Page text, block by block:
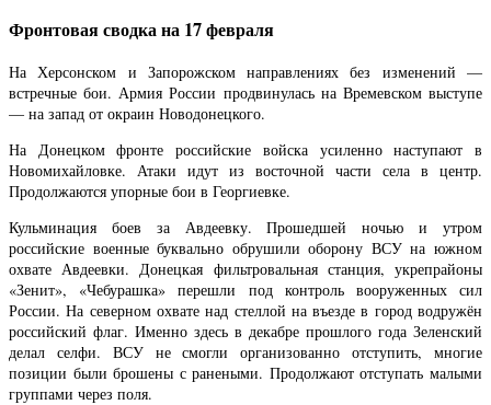
Фронтовая сводка на 17 февраля
На Херсонском и Запорожском направлениях без изменений —
встречные бои. Армия России продвинулась на Времевском выступе
— на запад от окраин Новодонецкого.
На Донецком фронте российские войска усиленно наступают в
Новомихайловке. Атаки идут из восточной части села в центр.
Продолжаются упорные бои в Георгиевке.
Кульминация боев за Авдеевку. Прошедшей ночью и утром
российские военные буквально обрушили оборону ВСУ на южном
охвате Авдеевки. Донецкая фильтровальная станция, укрепрайоны
«Зенит», «Чебурашка» перешли под контроль вооруженных сил
России. На северном охвате над стеллой на въезде в город водружён
российский флаг. Именно здесь в декабре прошлого года Зеленский
делал селфи. ВСУ не смогли организованно отступить, многие
позиции были брошены с ранеными. Продолжают отступать малыми
группами через поля.